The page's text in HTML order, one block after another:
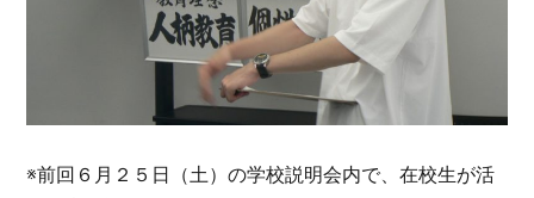
※前回６月２５日（土）の学校説明会内で、在校生が活